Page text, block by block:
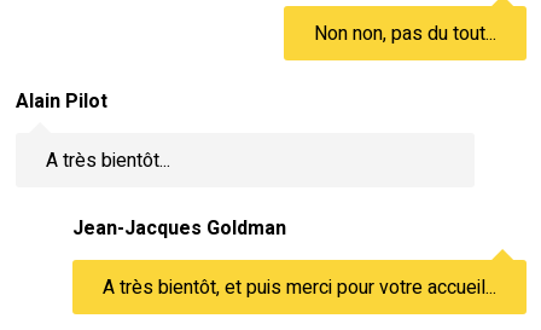
Non non, pas du tout...
Alain Pilot
A très bientôt...
Jean-Jacques Goldman
A très bientôt, et puis merci pour votre accueil...